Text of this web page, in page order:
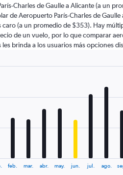
Charles de Gaulle a Alicante (a un
de Aeropuerto París-Charles de Gaulle
caro (a un promedio de $353). Hay
de un vuelo, por lo que comparar
les brinda a los usuarios más opciones
feb. mar. abr. may. jun. jul. ago.